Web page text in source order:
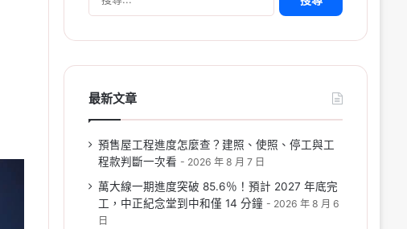
尋
鍵
最新文章
預售屋工程進度怎麼查？建照、使照、停工與工
程款判斷一次看
2026 年 8 月 7 日
萬大線一期進度突破 85.6％！預計 2027 年底完
工，中正紀念堂到中和僅 14 分鐘
2026 年 8 月 6
日